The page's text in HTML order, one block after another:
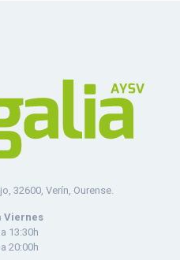
32600, Verín, Ourense.
Viernes
13:30h
20:00h